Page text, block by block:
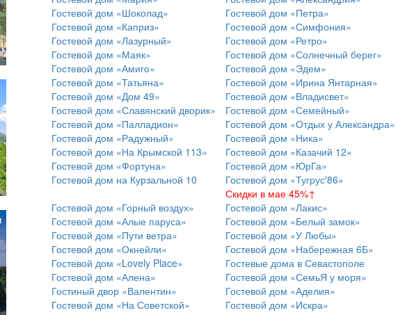
Гостевой дом «Шоколад»
Гостевой дом «Петра»
Гостевой дом «Каприз»
Гостевой дом «Симфония»
Гостевой дом «Лазурный»
Гостевой дом «Ретро»
Гостевой дом «Маяк»
Гостевой дом «Солнечный берег»
Гостевой дом «Амиго»
Гостевой дом «Эдем»
Гостевой дом «Татьяна»
Гостевой дом «Ирина Янтарная»
Гостевой дом «Дом 49»
Гостевой дом «Владисвет»
Гостевой дом «Славянский дворик»
Гостевой дом «Семейный»
Гостевой дом «Палладион»
Гостевой дом «Отдых у Александра»
Гостевой дом «Радужный»
Гостевой дом «Ника»
Гостевой дом «На Крымской 113»
Гостевой дом «Казачий 12»
Гостевой дом «Фортуна»
Гостевой дом «ЮрГа»
Гостевой дом на Курзальной 10
Гостевой дом «Тугрус′86»
Скидки в мае 45%↑
Гостевой дом «Горный воздух»
Гостевой дом «Лакис»
Гостевой дом «Алые паруса»
Гостевой дом «Белый замок»
Гостевой дом «Пути ветра»
Гостевой дом «У Любы»
Гостевой дом «Окнейли»
Гостевой дом «Набережная 6Б»
Гостевой дом «Lovely Place»
Гостевые дома в Севастополе
Гостевой дом «Алена»
Гостевой дом «СемьЯ у моря»
Гостиный двор «Валентин»
Гостевой дом «Аделия»
Гостевой дом «На Советской»
Гостевой дом «Искра»